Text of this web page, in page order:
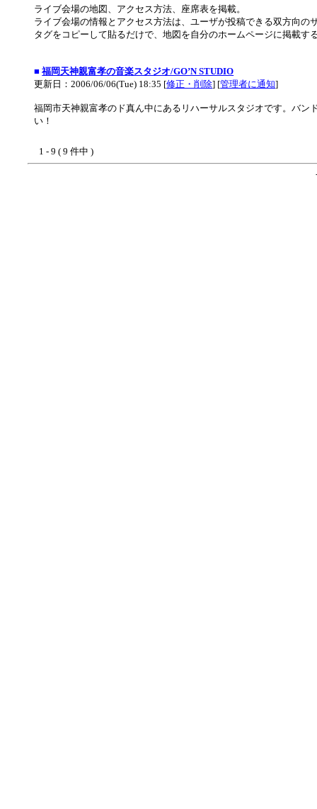
ライブ会場の地図、アクセス方法、座席表を掲載。
ライブ会場の情報とアクセス方法は、ユーザが投稿できる双方向の
タグをコピーして貼るだけで、地図を自分のホームページに掲載す
■ 福岡天神親富孝の音楽スタジオ/GO’N STUDIO
更新日：2006/06/06(Tue) 18:35 [修正・削除] [管理者に通知]
福岡市天神親富孝のド真ん中にあるリハーサルスタジオです。バ
い！
1 - 9 ( 9 件中 )